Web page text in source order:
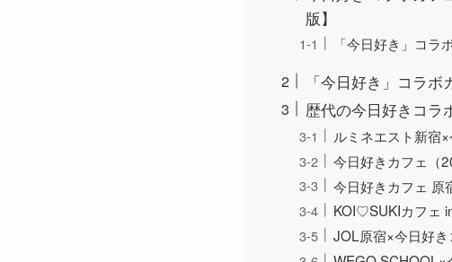
版】
「今日好き」コラ
「今日好き」コラ
歴代の今日好きコラ
ルミネエスト新宿
今日好きカフェ（
今日好きカフェ 原
KOI♡SUKIカフェ
JOL原宿×今日好き